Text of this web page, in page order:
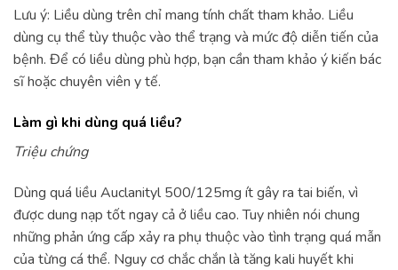
Lưu ý: Liều dùng trên chỉ mang tính chất tham khảo. Liều
dùng cụ thể tùy thuộc vào thể trạng và mức độ diễn tiến của
bệnh. Để có liều dùng phù hợp, bạn cần tham khảo ý kiến bác
sĩ hoặc chuyên viên y tế.
Làm gì khi dùng quá liều?
Triệu chứng
Dùng quá liều Auclanityl 500/125mg ít gây ra tai biến, vì
được dung nạp tốt ngay cả ở liều cao. Tuy nhiên nói chung
những phản ứng cấp xảy ra phụ thuộc vào tình trạng quá mẫn
của từng cá thể. Nguy cơ chắc chắn là tăng kali huyết khi